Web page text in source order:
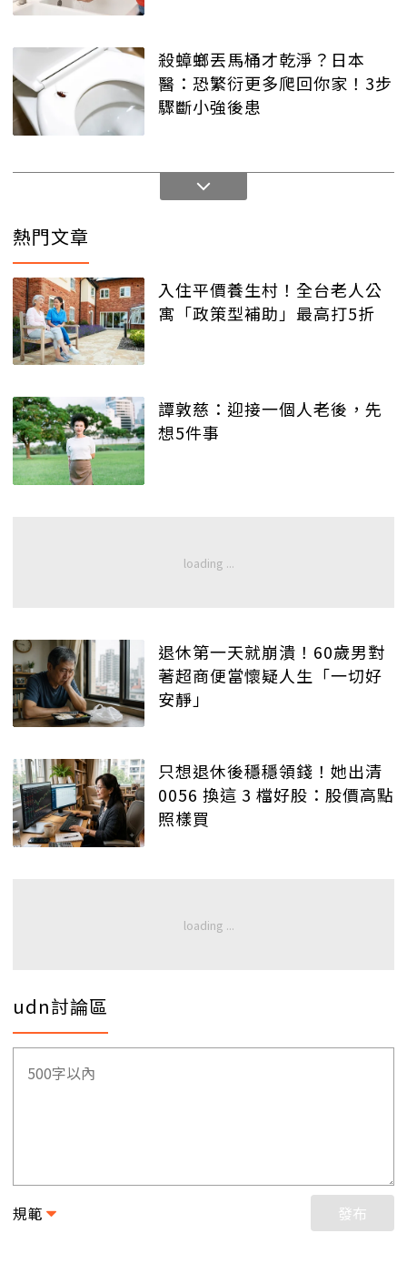
殺蟑螂丟馬桶才乾淨？日本
醫：恐繁衍更多爬回你家！3步
驟斷小強後患
熱門文章
入住平價養生村！全台老人公
寓「政策型補助」最高打5折
譚敦慈：迎接一個人老後，先
想5件事
退休第一天就崩潰！60歲男對
著超商便當懷疑人生「一切好
安靜」
只想退休後穩穩領錢！她出清
0056 換這 3 檔好股：股價高點
照樣買
udn討論區
規範 發布